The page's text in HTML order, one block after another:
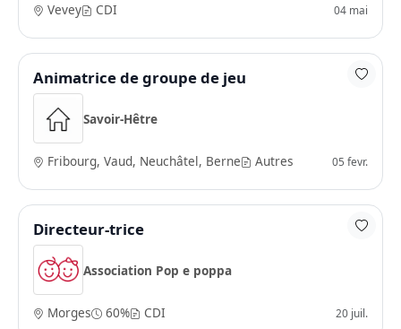
Vevey CDI 04 mai
Animatrice de groupe de jeu
Savoir-Hêtre
Fribourg, Vaud, Neuchâtel, Berne Autres 05 fevr.
Directeur-trice
Association Pop e poppa
Morges 60% CDI 20 juil.